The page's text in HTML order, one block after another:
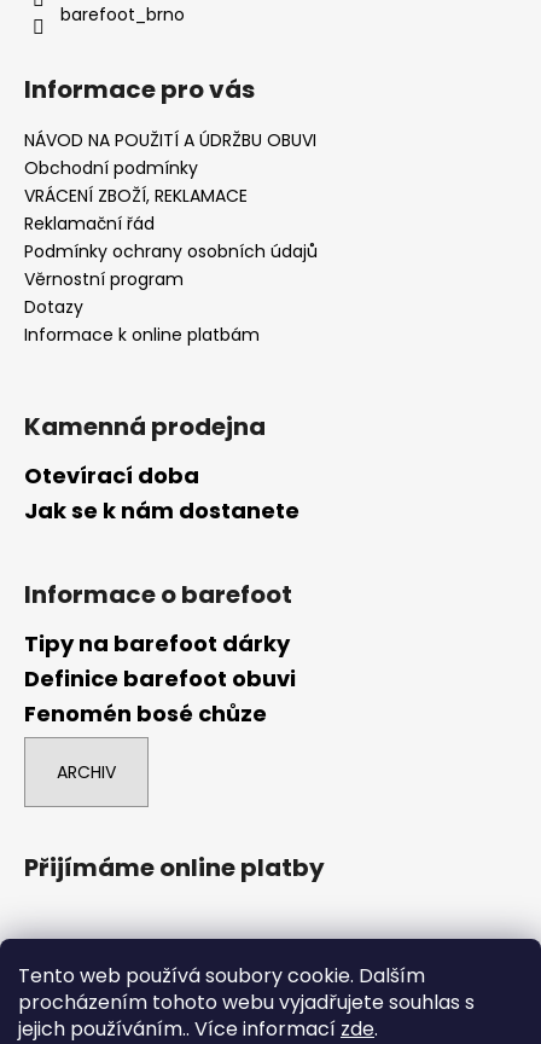
Tento web používá soubory cookie. Dalším
procházením tohoto webu vyjadřujete souhlas s
jejich používáním.. Více informací zde.
barefoot_brno
Informace pro vás
NÁVOD NA POUŽITÍ A ÚDRŽBU OBUVI
Obchodní podmínky
VRÁCENÍ ZBOŽÍ, REKLAMACE
Reklamační řád
Podmínky ochrany osobních údajů
Věrnostní program
Dotazy
Informace k online platbám
Kamenná prodejna
Otevírací doba
Jak se k nám dostanete
Informace o barefoot
Tipy na barefoot dárky
Definice barefoot obuvi
Fenomén bosé chůze
ARCHIV
Přijímáme online platby
comgate